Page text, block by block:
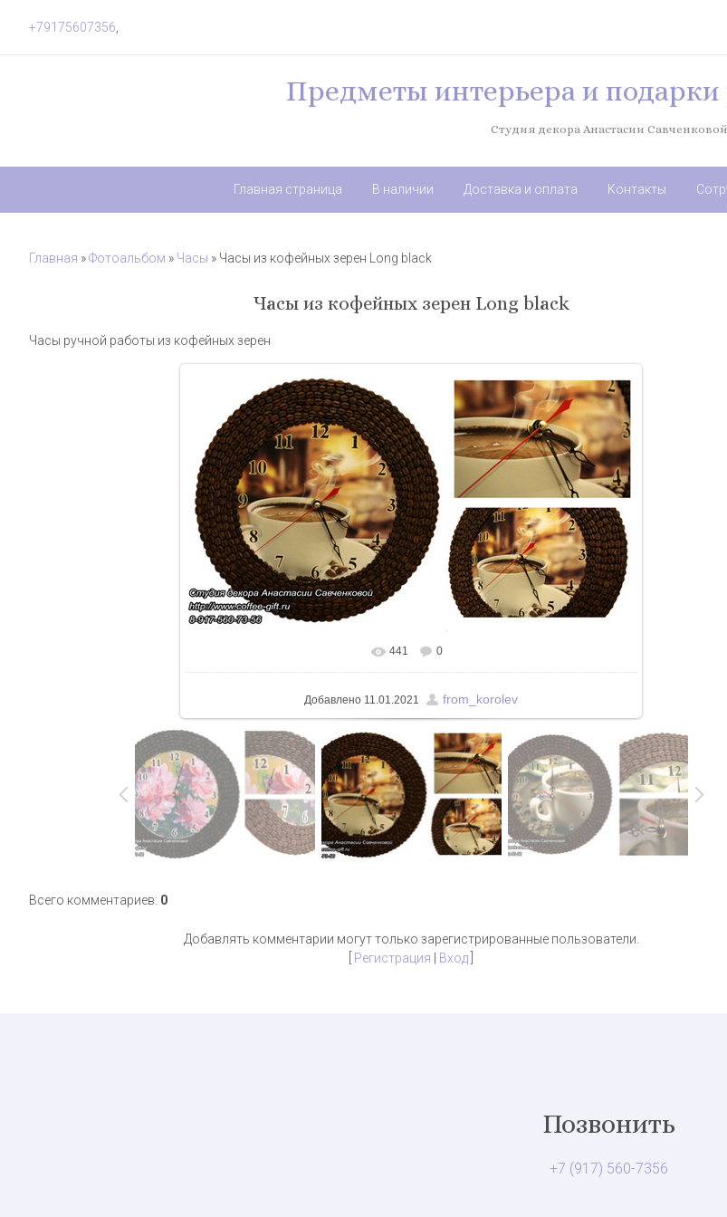
+79175607356
Предметы интерьера и
Студия декора Анастасии Савченковой
Главная страница В наличии Доставка и оплата Контакты
Главная »Фотоальбом » Часы » Часы из кофейных зерен Long black
Часы из кофейных зерен Long black
Часы ручной работы из кофейных зерен
441 0
Добавлено 11.01.2021 from_korolev
Всего комментариев: 0
Добавлять комментарии могут только зарегистрированные пользователи.
Регистрация Вход
Позвонить
+7 (917) 560-7356